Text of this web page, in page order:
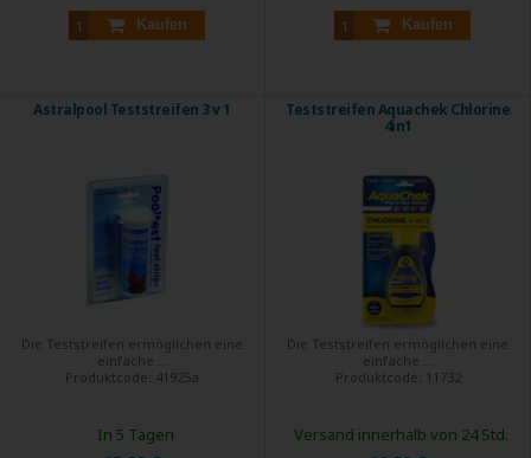
Kaufen Kaufen
Astralpool Teststreifen 3 v 1
Die Teststreifen ermöglichen eine
einfache ...
Produktcode: 41925a
In 5 Tagen
Teststreifen Aquachek Chlorine
4in1
Die Teststreifen ermöglichen eine
einfache ...
Produktcode: 11732
Versand innerhalb von 24 Std.